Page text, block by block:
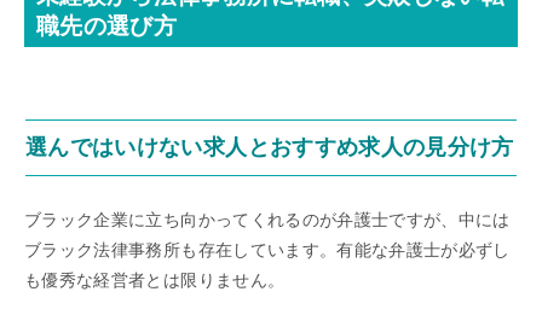
職先の選び方
選んではいけない求人とおすすめ求人の見分け方
ブラック企業に立ち向かってくれるのが弁護士ですが、中には
ブラック法律事務所も存在しています。有能な弁護士が必ずし
も優秀な経営者とは限りません。